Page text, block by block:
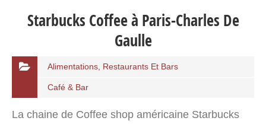
Starbucks Coffee à Paris-Charles De
Gaulle
Alimentations, Restaurants Et Bars
Café & Bar
La chaine de Coffee shop américaine Starbucks